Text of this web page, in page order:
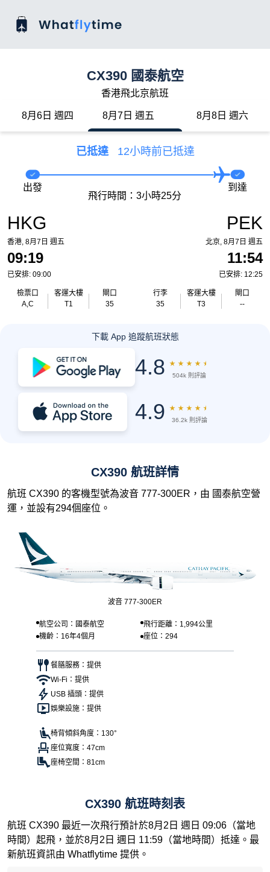
CX390 國泰航空
香港飛北京航班
8月6日 週四 8月7日 週五 8月8日 週六
已抵達 12小時前已抵達
HKG
香港, 8月7日 週五
09:19
已安排: 09:00
檢票口
A,C
客運大樓
T1
閘口
35
出發
飛行時間：3小時25分
到達
PEK
北京, 8月7日 週五
11:54
已安排: 12:25
行李
35
客運大樓
T3
閘口
--
下載 App 追蹤航班狀態
4.8 ★ ★ ★ ★ ★
504k 則評論
4.9 ★ ★ ★ ★ ★
36.2k 則評論
CX390 航班詳情
航班 CX390 的客機型號為波音 777-300ER，由 國泰航空營
運，並設有294個座位。
波音 777-300ER
航空公司：國泰航空
飛行距離：1,994公里
機齡：16年4個月
座位：294
餐膳服務：提供
Wi-Fi：提供
USB 插頭：提供
娛樂設施：提供
椅背傾斜角度：130°
座位寬度：47cm
座椅空間：81cm
CX390 航班時刻表
航班 CX390 最近一次飛行預計於8月2日 週日 09:06（當地
時間）起飛，並於8月2日 週日 11:59（當地時間）抵達。最
新航班資訊由 Whatflytime 提供。